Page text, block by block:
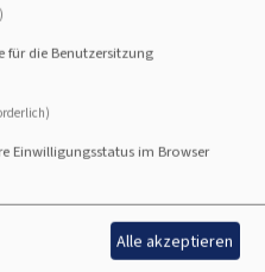
Str. 18
1426
für die Benutzersitzung
Einwilligungsstatus im Browser
Alle akzeptieren